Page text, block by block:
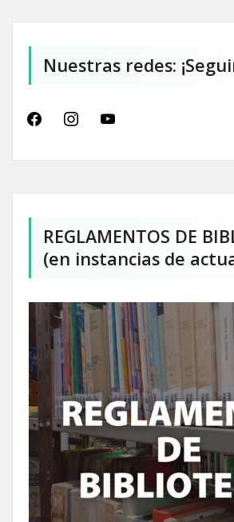
Nuestras redes:
facebookinstagramyoutube
REGLAMENTOS DE
(en instancias de